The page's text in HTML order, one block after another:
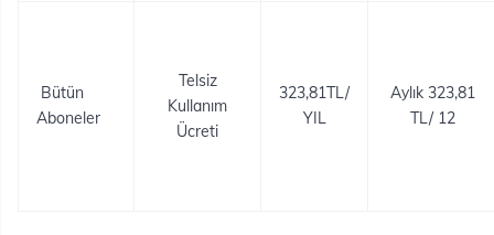
​​ Bütün
Aboneler
Telsiz
Kullanım
Ücreti
323,81TL/
YIL
Aylık 323,81
TL/ 12